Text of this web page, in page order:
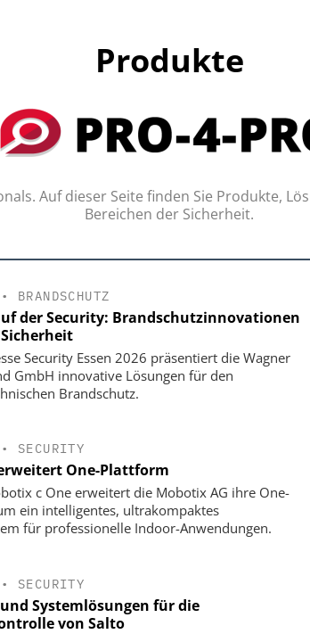
Produkte
Auf dieser Seite finden Sie Produkte,
Bereichen der Sicherheit.
• BRANDSCHUTZ
der Security: Brandschutzinnovationen
Security Essen 2026 präsentiert die Wagner
GmbH innovative Lösungen für den
Brandschutz.
• SECURITY
One-Plattform
c One erweitert die Mobotix AG ihre One-
ein intelligentes, ultrakompaktes
für professionelle Indoor-Anwendungen.
• SECURITY
Systemlösungen für die
von Salto
zu tun
SIEMENS AG SMART INFRASTRUCTURE
Webinar: KRITIS und NIS2